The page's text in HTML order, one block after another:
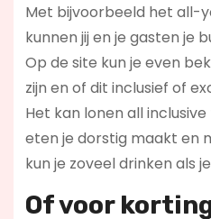
Met bijvoorbeeld het
kunnen jij en je gasten je
Op de site kun je even
zijn en of dit inclusief of
Het kan lonen all
eten je dorstig maakt en
kun je zoveel drinken als
Of voor